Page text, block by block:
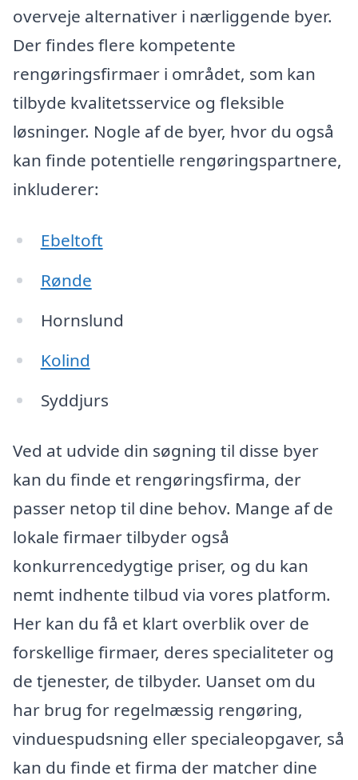
overveje alternativer i nærliggende byer.
Der findes flere kompetente
rengøringsfirmaer i området, som kan
tilbyde kvalitetsservice og fleksible
løsninger. Nogle af de byer, hvor du også
kan finde potentielle rengøringspartnere,
inkluderer:
Ebeltoft
Rønde
Hornslund
Kolind
Syddjurs
Ved at udvide din søgning til disse byer
kan du finde et rengøringsfirma, der
passer netop til dine behov. Mange af de
lokale firmaer tilbyder også
konkurrencedygtige priser, og du kan
nemt indhente tilbud via vores platform.
Her kan du få et klart overblik over de
forskellige firmaer, deres specialiteter og
de tjenester, de tilbyder. Uanset om du
har brug for regelmæssig rengøring,
vinduespudsning eller specialeopgaver, så
kan du finde et firma der matcher dine